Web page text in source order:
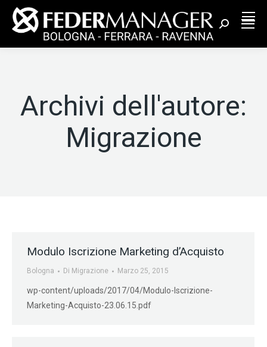
Cerca:
Archivi dell'autore:
Migrazione
Modulo Iscrizione Marketing d’Acquisto
Bologna Di Migrazione Marzo 25, 2015
wp-content/uploads/2017/04/Modulo-Iscrizione-
Marketing-Acquisto-23.06.15.pdf